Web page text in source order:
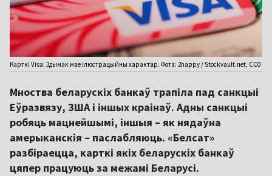
Карткі Visa. Здымак мае ілюстрацыйны характар. Фота: 2happy / Stockvault.net, CC0
Мноства беларускіх банкаў трапіла пад санкцыі
Еўразвязу, ЗША і іншых краінаў. Адны санкцыі
робяць мацнейшымі, іншыя – як нядаўна
амерыканскія – паслабляюць. «Белсат»
разбіраецца, карткі якіх беларускіх банкаў
цяпер працуюць за межамі Беларусі.